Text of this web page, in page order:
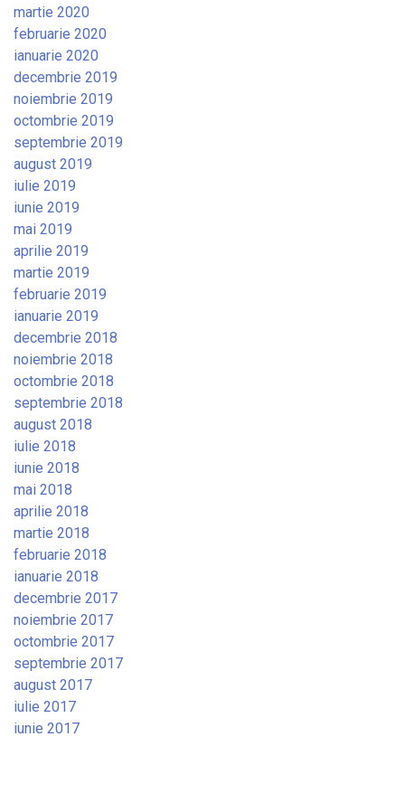
martie 2020
februarie 2020
ianuarie 2020
decembrie 2019
noiembrie 2019
octombrie 2019
septembrie 2019
august 2019
iulie 2019
iunie 2019
mai 2019
aprilie 2019
martie 2019
februarie 2019
ianuarie 2019
decembrie 2018
noiembrie 2018
octombrie 2018
septembrie 2018
august 2018
iulie 2018
iunie 2018
mai 2018
aprilie 2018
martie 2018
februarie 2018
ianuarie 2018
decembrie 2017
noiembrie 2017
octombrie 2017
septembrie 2017
august 2017
iulie 2017
iunie 2017